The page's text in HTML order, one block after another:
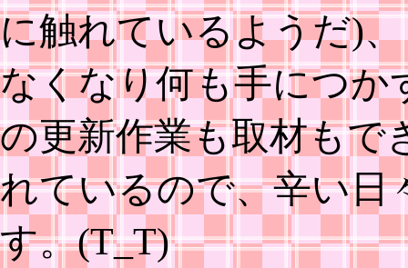
に触れているようだ)
なくなり何も手につか
の更新作業も取材もで
れているので、辛い日
す。(T_T)